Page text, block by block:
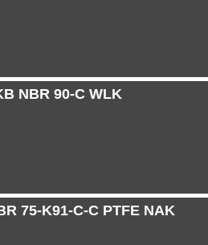
NBR 90-C WLK
75-K91-C-C PTFE NAK